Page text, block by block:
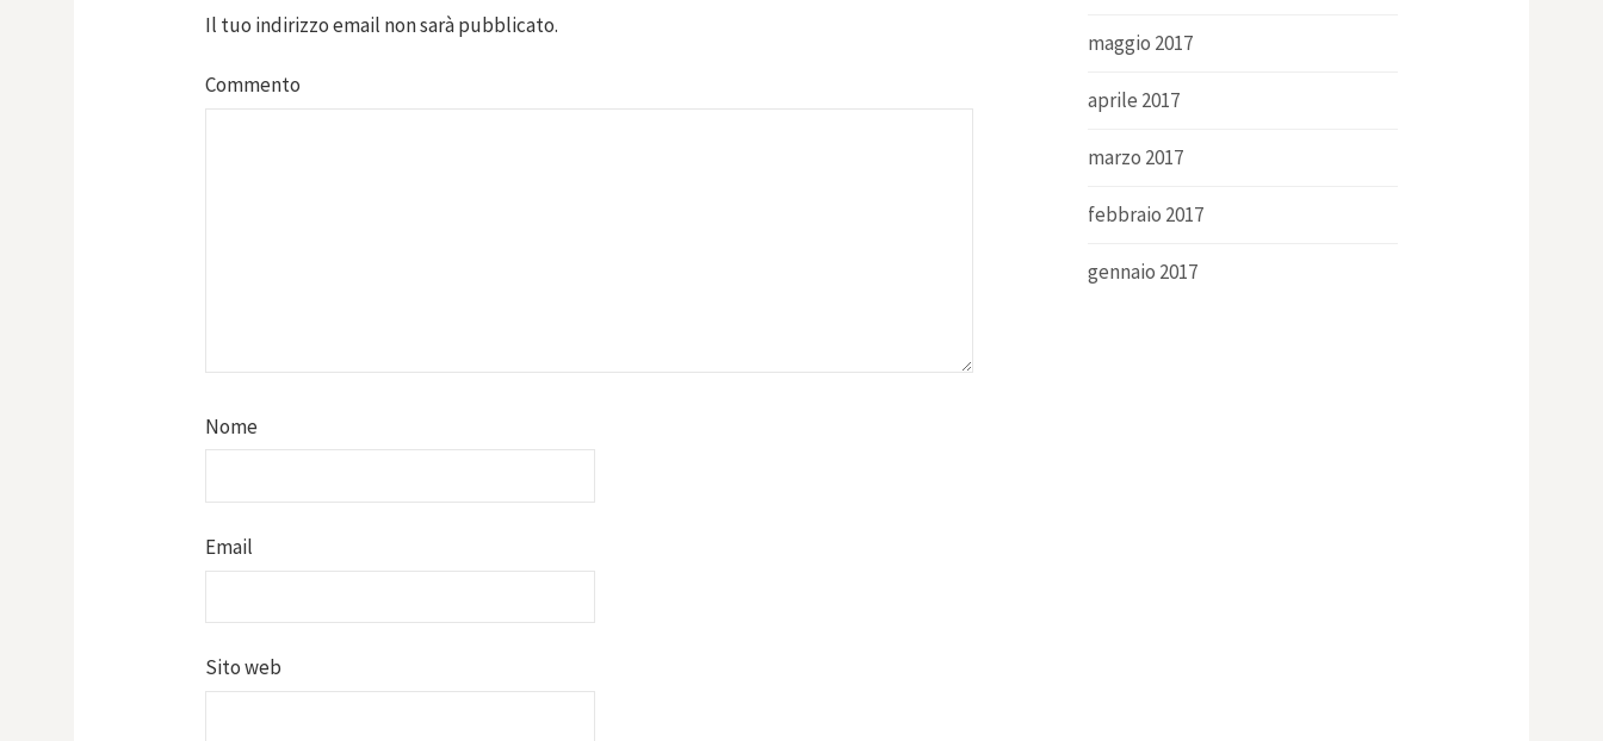
Il tuo indirizzo email non sarà pubblicato.
Commento
Nome
Email
Sito web
maggio 2017
aprile 2017
marzo 2017
febbraio 2017
gennaio 2017